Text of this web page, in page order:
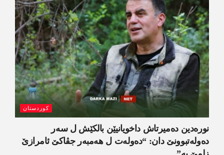
کوردستان
نورەدین دەمیرتاش داخویانیێن بالکێش ل سەر
دەولەتبوونێ دان: “دەولەت ل ھەمبەر جڤاکێ ئامرازێ